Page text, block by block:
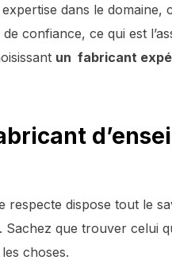
dans le domaine,
confiance, ce qui est
un fabricant
respecte dispose tout le
que trouver celui
choses.